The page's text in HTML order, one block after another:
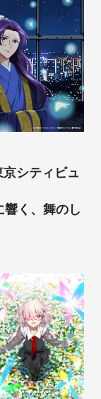
シティビュ
く、舞のし